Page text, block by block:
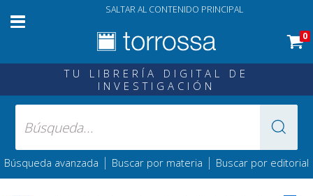
SALTAR AL CONTENIDO PRINCIPAL
0
TU LIBRERÍA DIGITAL DE
INVESTIGACIÓN
Búsqueda avanzada | Buscar por materia | Buscar por editorial